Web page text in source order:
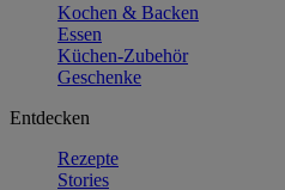
Kochen & Backen
Essen
Küchen-Zubehör
Geschenke
Entdecken
Rezepte
Stories